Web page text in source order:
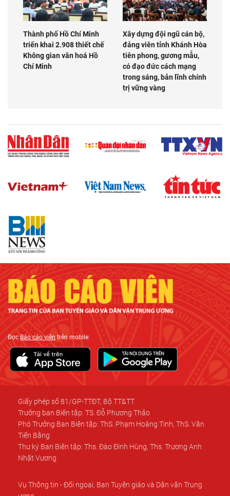
Thành phố Hồ Chí Minh
triển khai 2.908 thiết chế
Không gian văn hoá Hồ
Chí Minh
Xây dựng đội ngũ cán bộ,
đảng viên tỉnh Khánh Hòa
tiên phong, gương mẫu,
có đạo đức cách mạng
trong sáng, bản lĩnh chính
trị vững vàng
ĐọcBáo cáo viên trên mobile:
Giấy phép số 81/GP-TTĐT, Bộ TT&TT
Trưởng ban Biên tập: TS. Đỗ Phương Thảo
Phó Trưởng Ban Biên tập: ThS. Phạm Hoàng Tinh, ThS. Văn
Tiến Bằng
Thư ký Ban Biên tập: Ths. Đào Đình Hùng, Ths. Trương Anh
Nhật Vương
Vụ Thông tin - Đối ngoại, Ban Tuyên giáo và Dân vận Trung